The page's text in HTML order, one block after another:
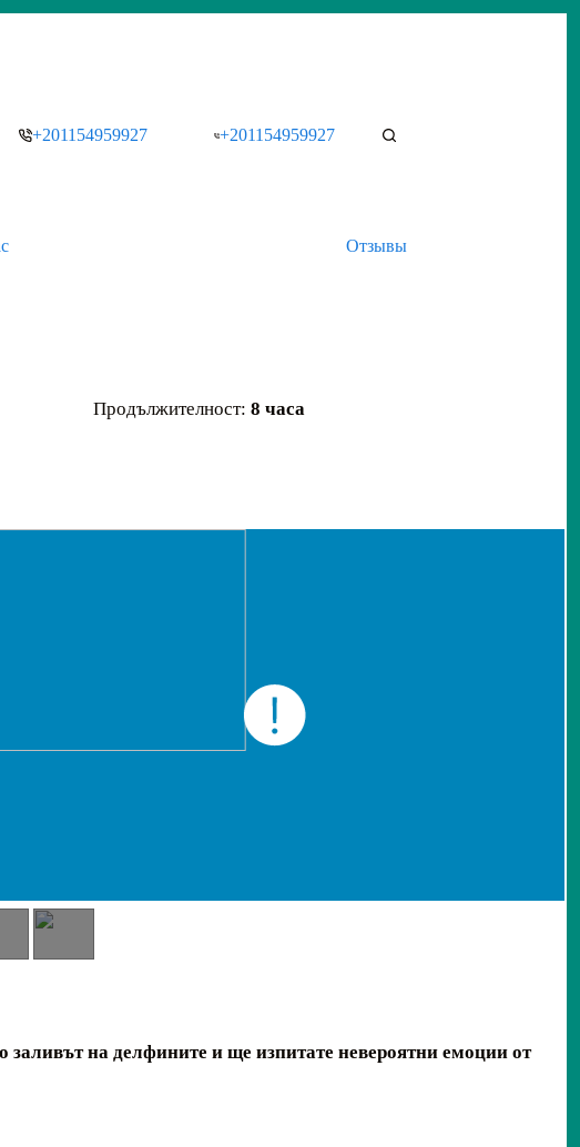
+201154959927 +201154959927
Отзывы
Продължителност: 8 часа
заливът на делфините и ще изпитате невероятни емоции от